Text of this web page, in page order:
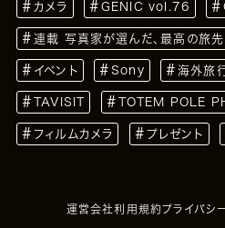
カメラ GENIC vol.76
連載 写真家が選んだ、最高の旅先
イベント Sony 海外旅
TAVISIT TOTEM POLE
フィルムカメラ プレゼント
運営会社利用規約プライバシ